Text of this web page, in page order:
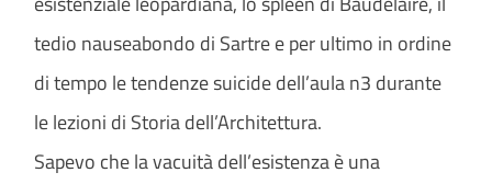
tedio nauseabondo di Sartre e per ultimo in ordine
di tempo le tendenze suicide dell’aula n3 durante
le lezioni di Storia dell’Architettura.
Sapevo che la vacuità dell’esistenza è una